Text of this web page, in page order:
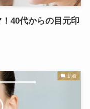
40代からの目元印
新着